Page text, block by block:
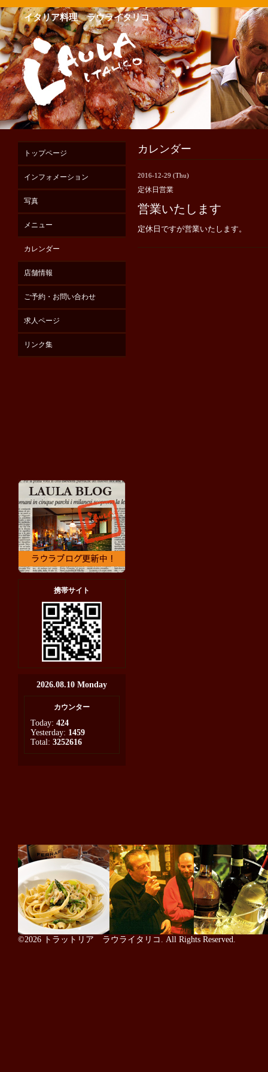
イタリア料理 ラウライタリコ
カレンダー
2016-12-29 (Thu)
定休日営業
営業いたします
定休日ですが営業いたします。
トップページ
インフォメーション
写真
メニュー
カレンダー
店舗情報
ご予約・お問い合わせ
求人ページ
リンク集
携帯サイト
2026.08.10 Monday
カウンター
Today: 424
Yesterday: 1459
Total: 3252616
©2026 トラットリア ラウライタリコ . All Rights Reserved.